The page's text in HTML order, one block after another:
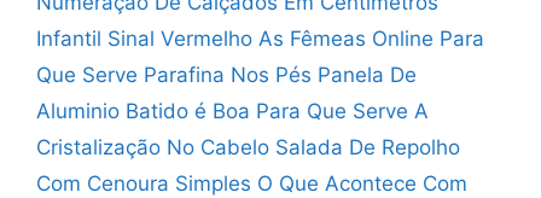
Infantil Sinal Vermelho As Fêmeas Online Para
Que Serve Parafina Nos Pés Panela De
Aluminio Batido é Boa Para Que Serve A
Cristalização No Cabelo Salada De Repolho
Com Cenoura Simples O Que Acontece Com